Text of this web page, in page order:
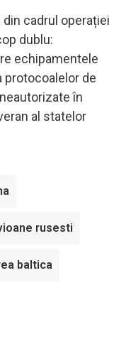
cadrul operației
dublu:
echipamentele
protocoalelor de
în
al statelor
rusesti
baltica